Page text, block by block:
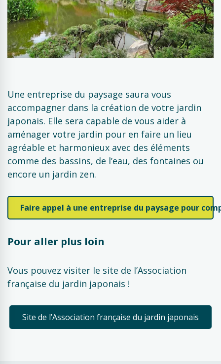
Une entreprise du paysage saura vous
accompagner dans la création de votre jardin
japonais. Elle sera capable de vous aider à
aménager votre jardin pour en faire un lieu
agréable et harmonieux avec des éléments
comme des bassins, de l’eau, des fontaines ou
encore un jardin zen.
Faire appel à une entreprise du paysage pour
Pour aller plus loin
Vous pouvez visiter le site de l’Association
française du jardin japonais !
Site de l’Association française du jardin japonais